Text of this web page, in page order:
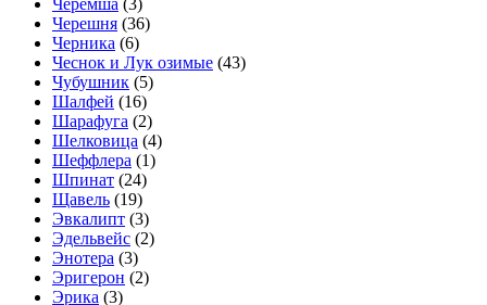
Черемша (3)
Черешня (36)
Черника (6)
Чеснок и Лук озимые (43)
Чубушник (5)
Шалфей (16)
Шарафуга (2)
Шелковица (4)
Шеффлера (1)
Шпинат (24)
Щавель (19)
Эвкалипт (3)
Эдельвейс (2)
Энотера (3)
Эригерон (2)
Эрика (3)